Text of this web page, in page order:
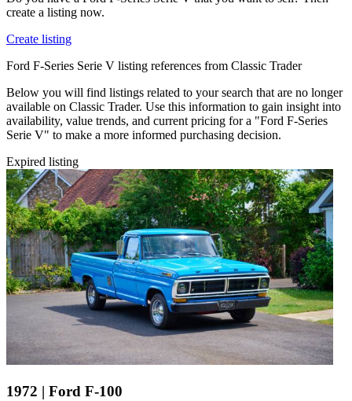
create a listing now.
Create listing
Ford F-Series Serie V listing references from Classic Trader
Below you will find listings related to your search that are no longer
available on Classic Trader. Use this information to gain insight into
availability, value trends, and current pricing for a "Ford F-Series
Serie V" to make a more informed purchasing decision.
Expired listing
1972 | Ford F-100